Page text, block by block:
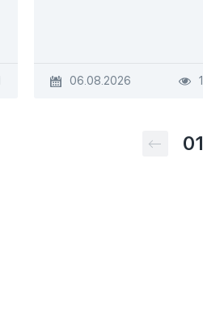
06.08.2026 1
01